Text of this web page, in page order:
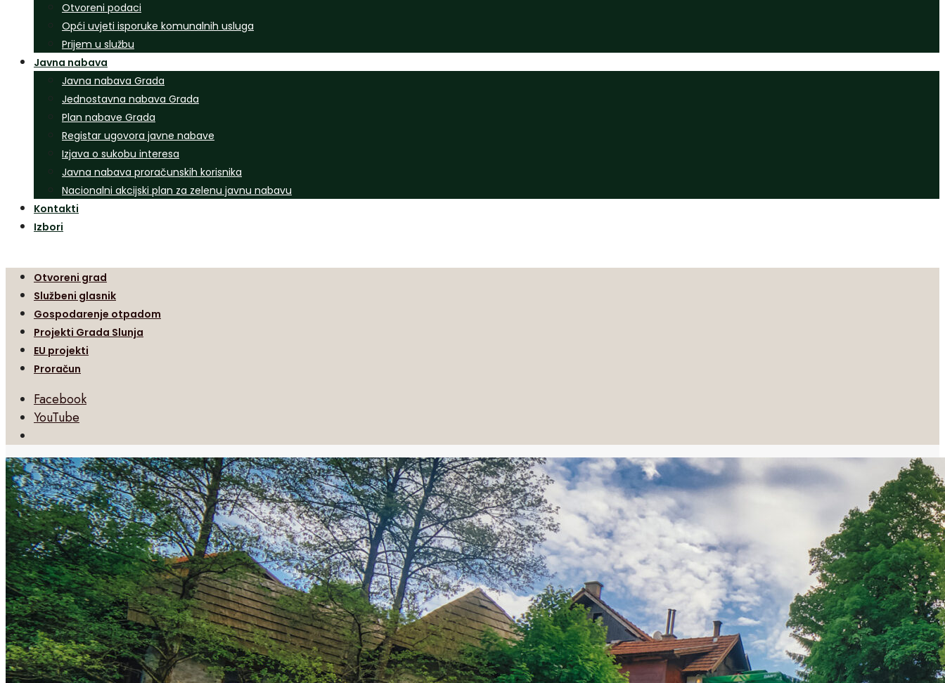
Otvoreni podaci
Opći uvjeti isporuke komunalnih usluga
Prijem u službu
Javna nabava
Javna nabava Grada
Jednostavna nabava Grada
Plan nabave Grada
Registar ugovora javne nabave
Izjava o sukobu interesa
Javna nabava proračunskih korisnika
Nacionalni akcijski plan za zelenu javnu nabavu
Kontakti
Izbori
Otvoreni grad
Službeni glasnik
Gospodarenje otpadom
Projekti Grada Slunja
EU projekti
Proračun
Facebook
YouTube
Search
Window